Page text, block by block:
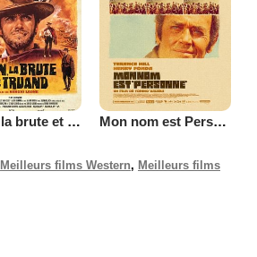
Le Bon, la brute et le truand Mon nom est Personne
Meilleurs films Western, Meilleurs films